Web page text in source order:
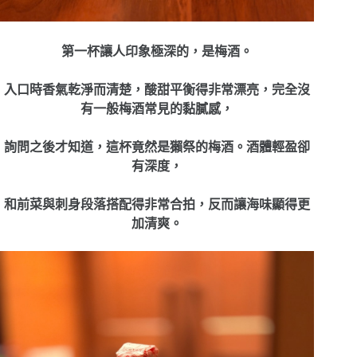
第一杯讓人印象極深的，是梅酒。
入口時香氣乾淨而清楚，酸甜平衡得非常漂亮，完全沒
有一般梅酒常見的黏膩感，
詢問之後才知道，這杯竟然是獺祭的梅酒。酒體輕盈卻
有深度，
和前菜與刺身段落搭配得非常合拍，反而讓海味顯得更
加清爽。